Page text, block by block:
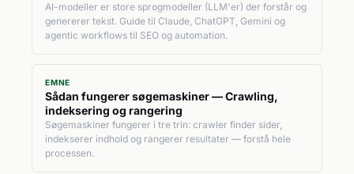
AI-modeller er store sprogmodeller (LLM'er) der forstår og
genererer tekst. Guide til Claude, ChatGPT, Gemini og
agentic workflows til SEO og automation.
EMNE
Sådan fungerer søgemaskiner — Crawling,
indeksering og rangering
Søgemaskiner fungerer i tre trin: crawler finder sider,
indekserer indhold og rangerer resultater — forstå hele
processen.